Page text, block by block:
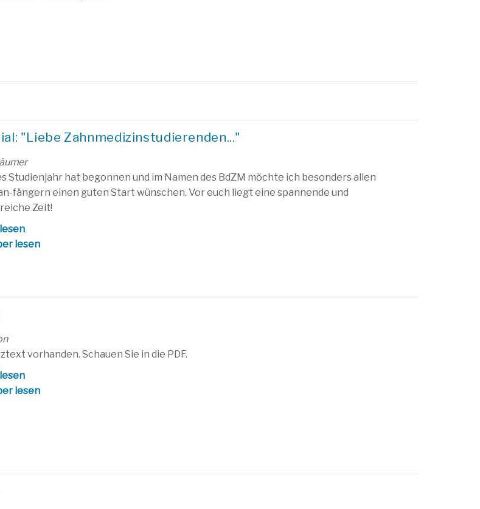
"Liebe Zahnmedizinstudierenden..."
Studienjahr hat begonnen und im Namen des BdZM möchte ich besonders allen
fängern einen guten Start wünschen. Vor euch liegt eine spannende und
Zeit!
lesen
vorhanden. Schauen Sie in die PDF.
lesen